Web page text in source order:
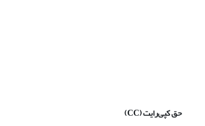
حق کپی‌رایت(CC)